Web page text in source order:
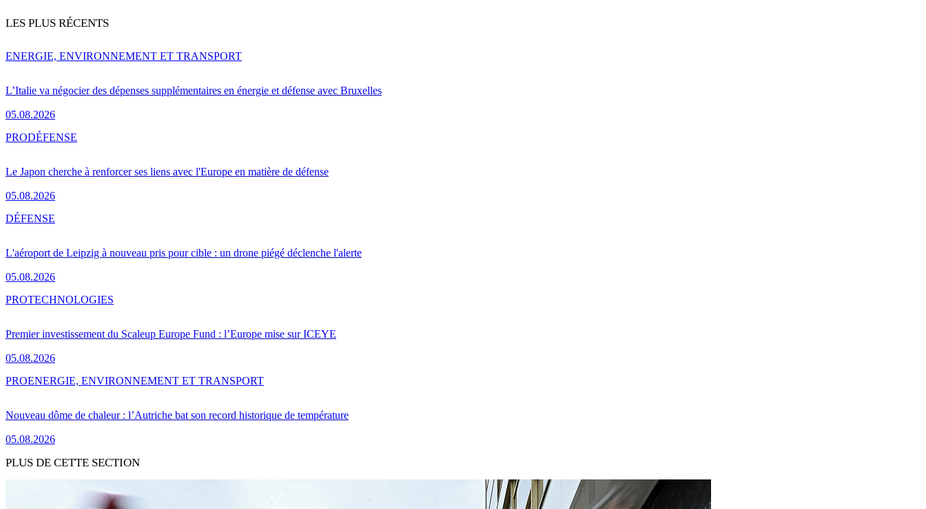
LES PLUS RÉCENTS
L’Italie va négocier des dépenses supplémentaires en énergie et défense avec Bruxelles
05.08.2026
ENERGIE, ENVIRONNEMENT ET TRANSPORT
Le Japon cherche à renforcer ses liens avec l'Europe en matière de défense
05.08.2026
PRODÉFENSE
L'aéroport de Leipzig à nouveau pris pour cible : un drone piégé déclenche l'alerte
05.08.2026
DÉFENSE
Premier investissement du Scaleup Europe Fund : l’Europe mise sur ICEYE
05.08.2026
PROTECHNOLOGIES
Nouveau dôme de chaleur : l’Autriche bat son record historique de température
05.08.2026
PROENERGIE, ENVIRONNEMENT ET TRANSPORT
PLUS DE CETTE SECTION